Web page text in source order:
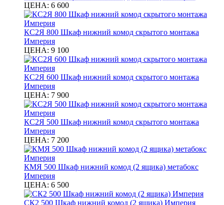
ЦЕНА: 6 600
КС2Я 800 Шкаф нижний комод скрытого монтажа
Империя
ЦЕНА: 9 100
КС2Я 600 Шкаф нижний комод скрытого монтажа
Империя
ЦЕНА: 7 900
КС2Я 500 Шкаф нижний комод скрытого монтажа
Империя
ЦЕНА: 7 200
КМЯ 500 Шкаф нижний комод (2 ящика) метабокс
Империя
ЦЕНА: 6 500
СК2 500 Шкаф нижний комод (2 ящика) Империя